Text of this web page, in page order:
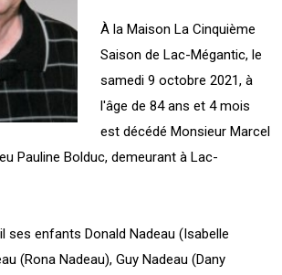
À la Maison La Cinquième
Saison de Lac-Mégantic, le
samedi 9 octobre 2021, à
l'âge de 84 ans et 4 mois
est décédé Monsieur Marcel
Pauline Bolduc, demeurant à Lac-
ses enfants Donald Nadeau (Isabelle
(Rona Nadeau), Guy Nadeau (Dany